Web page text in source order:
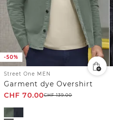
-50%
Street One MEN
Garment dye Overshirt
CHF 70.00CHF139.00